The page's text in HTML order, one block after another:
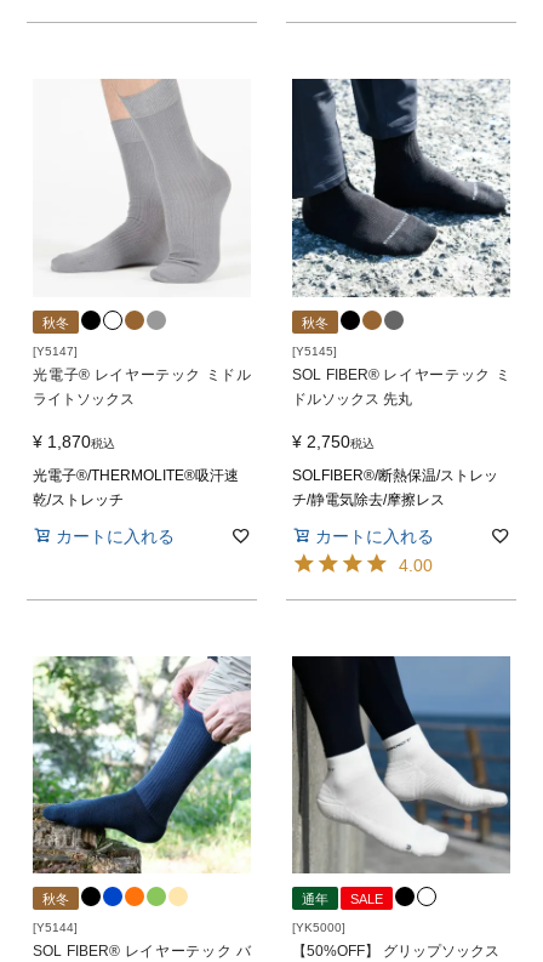
秋冬
[Y5147]
光電子® レイヤーテック ミドル
ライトソックス
¥ 1,870税込
光電子®/THERMOLITE®吸汗速
乾/ストレッチ
カートに入れる
秋冬
[Y5145]
SOL FIBER® レイヤーテック ミ
ドルソックス 先丸
¥ 2,750税込
SOLFIBER®/断熱保温/ストレッ
チ/静電気除去/摩擦レス
カートに入れる
4.00
秋冬
[Y5144]
SOL FIBER® レイヤーテック バ
通年 SALE
[YK5000]
【50%OFF】 グリップソックス